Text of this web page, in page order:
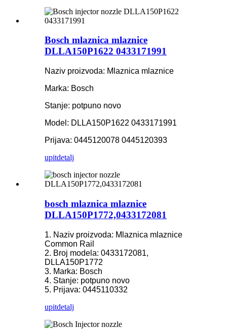
Bosch mlaznica mlaznice
DLLA150P1622 0433171991
Naziv proizvoda: Mlaznica mlaznice
Marka: Bosch
Stanje: potpuno novo
Model: DLLA150P1622 0433171991
Prijava: 0445120078 0445120393
upitdetalj
bosch mlaznica mlaznice
DLLA150P1772,0433172081
1. Naziv proizvoda: Mlaznica mlaznice
Common Rail
2. Broj modela: 0433172081,
DLLA150P1772
3. Marka: Bosch
4. Stanje: potpuno novo
5. Prijava: 0445110332
upitdetalj